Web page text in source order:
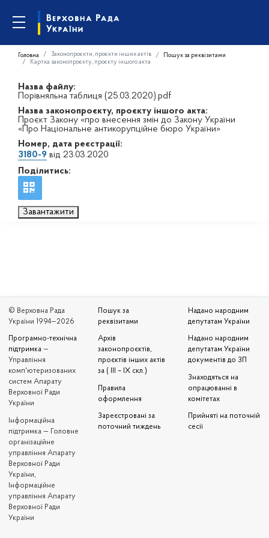
Головна Законопроєкти, проєкти інших актів
Пошук за реквізитами
Картка законопроєкту, проєкту іншого акта
Назва файлу:
Порівняльна таблиця (25.03.2020).pdf
Назва законопроєкту, проєкту іншого акта:
Проєкт Закону «про внесення змін до Закону України
«Про Національне антикорупційне бюро України»
Номер, дата реєстрації:
3180-9 від 23.03.2020
Поділитись:
Завантажити
© Верховна Рада
України 1994—2026
Програмно-технічна
підтримка —
Управління
комп'ютеризованих
систем Апарату
Верховної Ради
України
Iнформаційна
підтримка — Головне
організаційне
управління Апарату
Верховної Ради
України,
Інформаційне
управління Апарату
Верховної Ради
України
Пошук за
реквізитами
Архів
законопроєктів,
проєктів інших актів
за ( III – IX скл.)
Правила
оформлення
Зареєстровані за
поточний тиждень
Надано народним
депутатам України
Надано народним
депутатам України
документів до ЗП
Знаходяться на
опрацюванні в
комітетах
Прийняті на поточній
сесії